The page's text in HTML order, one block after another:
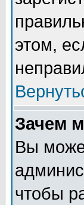
этом,
Зачем
Вы
чтобы